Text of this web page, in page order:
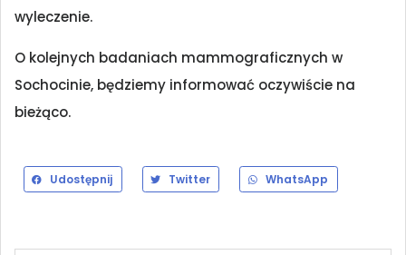
wyleczenie.
O kolejnych badaniach mammograficznych w
Sochocinie, będziemy informować oczywiście na
bieżąco.
Udostępnij Twitter WhatsApp